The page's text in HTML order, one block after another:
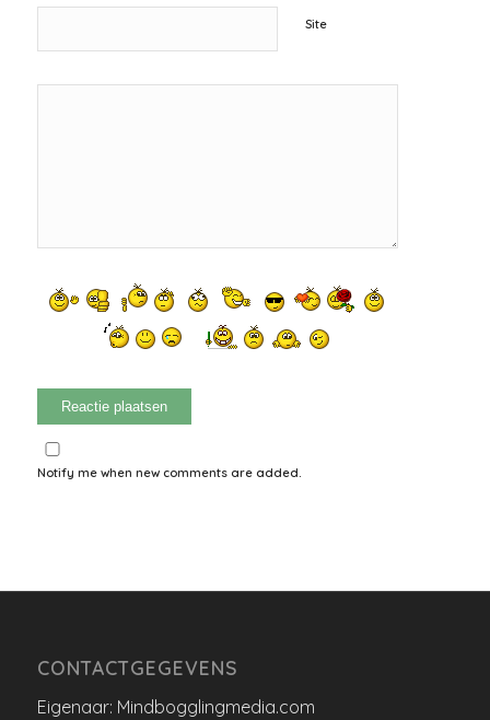
Site
Notify me when new comments are added.
CONTACTGEGEVENS
Eigenaar: Mindbogglingmedia.com